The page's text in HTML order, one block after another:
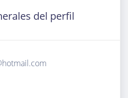
del perfil